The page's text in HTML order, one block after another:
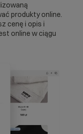
produkty online.
cenę i opis i
online w ciągu